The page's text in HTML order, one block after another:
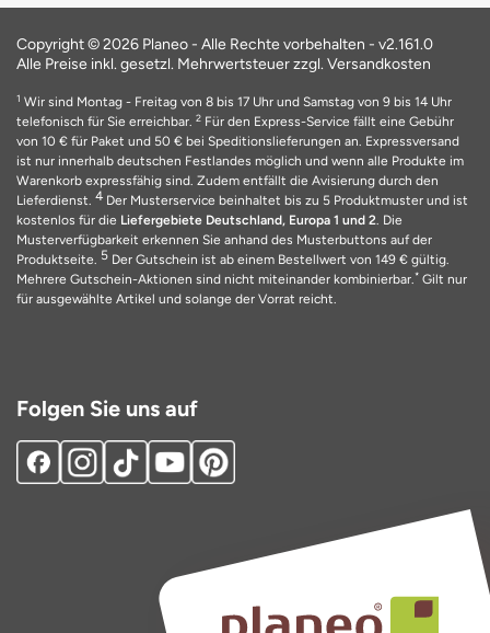
Copyright © 2026 Planeo - Alle Rechte vorbehalten - v2.161.0
Alle Preise inkl. gesetzl. Mehrwertsteuer zzgl. Versandkosten
1 Wir sind Montag - Freitag von 8 bis 17 Uhr und Samstag von 9 bis 14 Uhr
telefonisch für Sie erreichbar. 2 Für den Express-Service fällt eine Gebühr
von 10 € für Paket und 50 € bei Speditionslieferungen an. Expressversand
ist nur innerhalb deutschen Festlandes möglich und wenn alle Produkte im
Warenkorb expressfähig sind. Zudem entfällt die Avisierung durch den
Lieferdienst. 4 Der Musterservice beinhaltet bis zu 5 Produktmuster und ist
kostenlos für die Liefergebiete Deutschland, Europa 1 und 2. Die
Musterverfügbarkeit erkennen Sie anhand des Musterbuttons auf der
Produktseite. 5 Der Gutschein ist ab einem Bestellwert von 149 € gültig.
Mehrere Gutschein-Aktionen sind nicht miteinander kombinierbar.* Gilt nur
für ausgewählte Artikel und solange der Vorrat reicht.
Folgen Sie uns auf